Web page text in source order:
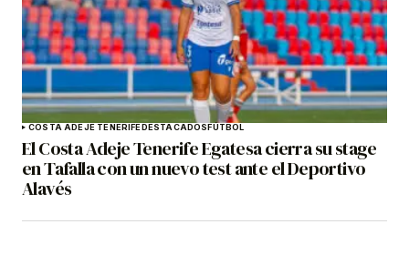
COSTA ADEJE TENERIFEDESTACADOSFÚTBOL
El Costa Adeje Tenerife Egatesa cierra su stage
en Tafalla con un nuevo test ante el Deportivo
Alavés